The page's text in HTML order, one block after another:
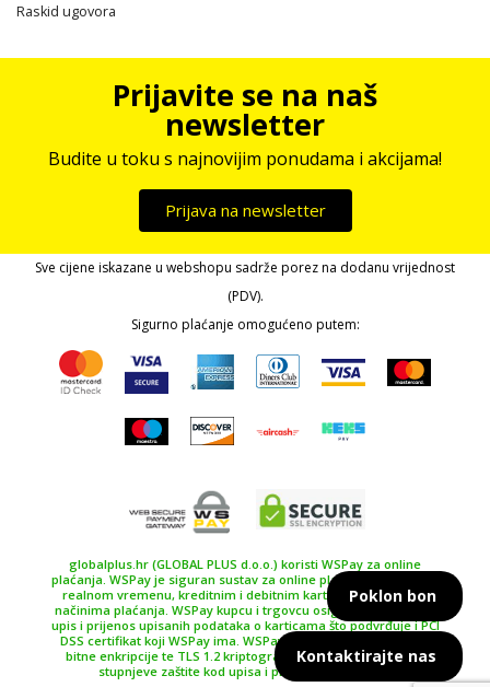
Raskid ugovora
Prijavite se na naš
newsletter
Budite u toku s najnovijim ponudama i akcijama!
Prijava na newsletter
Sve cijene iskazane u webshopu sadrže porez na dodanu vrijednost
(PDV).
Sigurno plaćanje omogućeno putem:
globalplus.hr (GLOBAL PLUS d.o.o.) koristi WSPay za online
plaćanja. WSPay je siguran sustav za online plaćanje, plaćanje u
realnom vremenu, kreditnim i debitnim karticama te drugim
načinima plaćanja. WSPay kupcu i trgovcu osiguravaju siguran
upis i prijenos upisanih podataka o karticama što podvrđuje i PCI
DSS certifikat koji WSPay ima. WSPay koristi SSL certifikat 256
bitne enkripcije te TLS 1.2 kriptografski protokol kao najviše
stupnjeve zaštite kod upisa i prijenosa podataka.
Kontaktirajte nas
Poklon bon